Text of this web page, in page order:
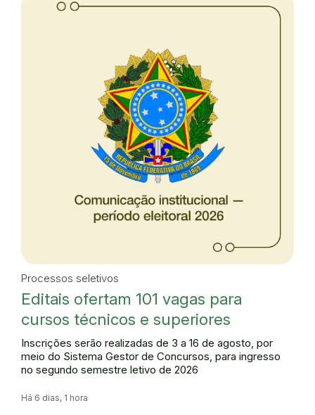
Processos seletivos
Editais ofertam 101 vagas para
cursos técnicos e superiores
Inscrições serão realizadas de 3 a 16 de agosto, por
meio do Sistema Gestor de Concursos, para ingresso
no segundo semestre letivo de 2026
Há 6 dias, 1 hora